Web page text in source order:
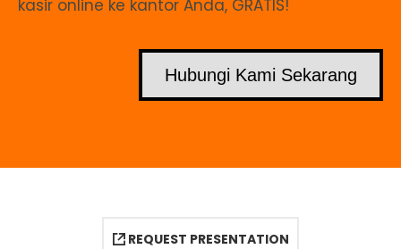
kasir online ke kantor Anda, GRATIS!
Hubungi Kami Sekarang
REQUEST PRESENTATION